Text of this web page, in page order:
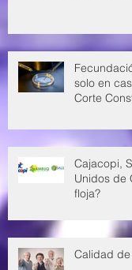
solo en
Corte
Cajacopi,
Unidos de
floja?
Calidad